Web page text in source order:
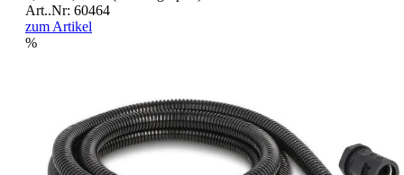
Art..Nr: 60464
zum Artikel
%